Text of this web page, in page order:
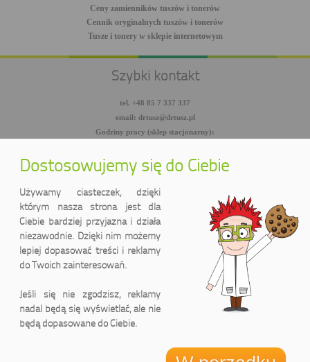
Ceny zamienników tuszów i tonerów
Cennik oryginalnych tuszów i tonerów
Tusze i tonery w sklepie internetowym
Szybki kontakt
tel. +48 85 7 337 337
email: drtusz@drtusz.pl
Godziny pracy (sklep stacjonarny):
facebook.com/DrTusz
youtube.com/DrTusz
DrTusz Sp. z o.o.
(Pasaż handlowy LIDER)
15-888 Białystok, Polska
Dostosowujemy się do Ciebie
Używamy ciasteczek, dzięki
którym nasza strona jest dla
Ciebie bardziej przyjazna i działa
niezawodnie. Dzięki nim możemy
lepiej dopasować treści i reklamy
do Twoich zainteresowań.
Jeśli się nie zgodzisz, reklamy
nadal będą się wyświetlać, ale nie
będą dopasowane do Ciebie.